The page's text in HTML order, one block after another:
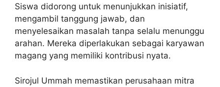
Siswa didorong untuk menunjukkan inisiatif,
mengambil tanggung jawab, dan
menyelesaikan masalah tanpa selalu menunggu
arahan. Mereka diperlakukan sebagai karyawan
magang yang memiliki kontribusi nyata.
Sirojul Ummah memastikan perusahaan mitra